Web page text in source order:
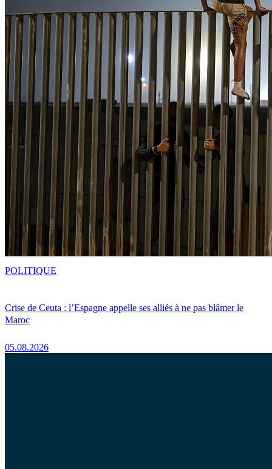
Crise de Ceuta : l’Espagne appelle ses alliés à ne pas blâmer le
Maroc
05.08.2026
POLITIQUE